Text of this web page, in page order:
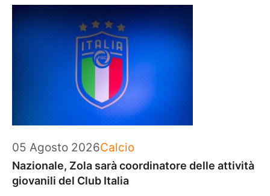
05 Agosto 2026Categorie
Calcio
Nazionale, Zola sarà coordinatore delle attività
giovanili del Club Italia